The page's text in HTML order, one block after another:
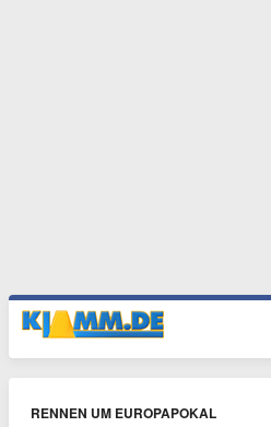
RENNEN UM EUROPAPOKAL